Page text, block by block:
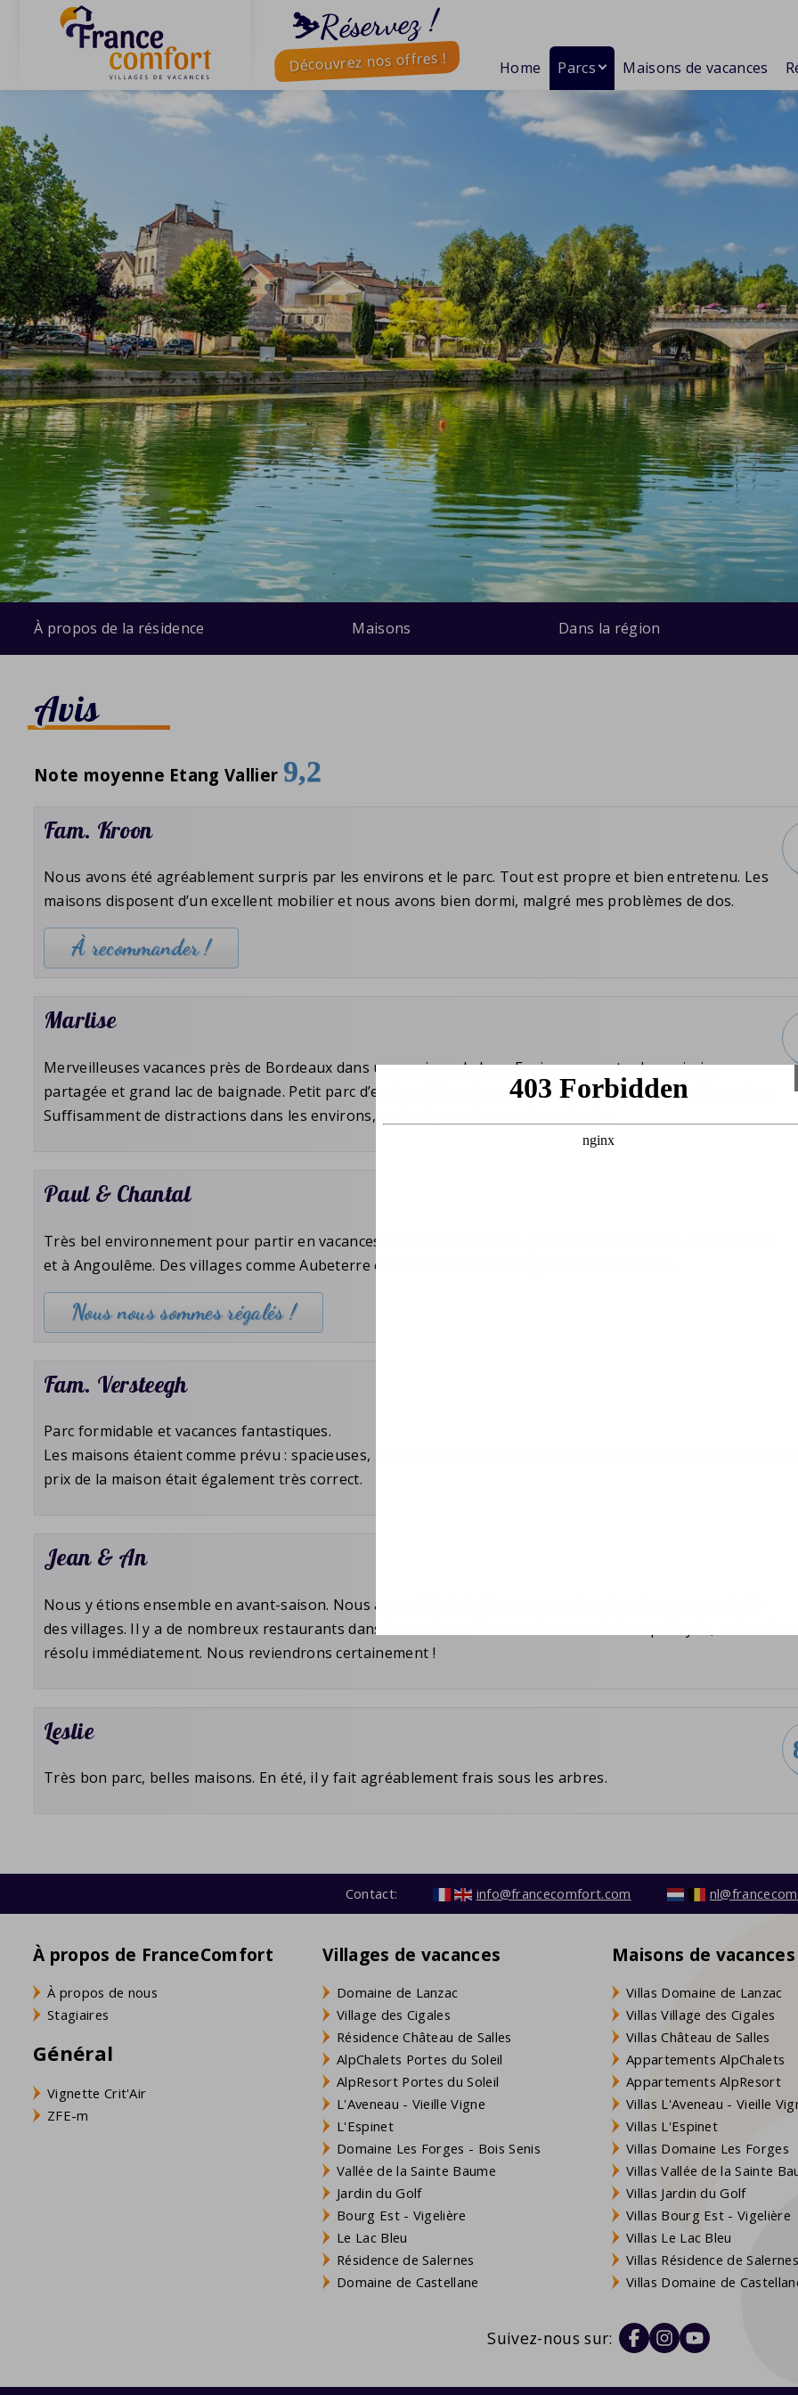
⛷️Réservez !
Découvrez nos offres ! Home Parcs Maisons de vacances
À propos de la résidence Maisons Dans la région
Avis
Note moyenne Etang Vallier 9,2
Fam. Kroon
Nous avons été agréablement surpris par les environs et le parc. Tout est propre et bien entretenu. Les
maisons disposent d’un excellent mobilier et nous avons bien dormi, malgré mes problèmes de dos.
À recommander !
Marlise
Merveilleuses vacances près de Bordeaux dans une maison de luxe. Environnement calme, piscine
partagée et grand lac de baignade. Petit parc d’environ 50 maisons, accueil chaleureux des gestionnaires.
Suffisamment de distractions dans les environs, surtout pour les amateurs de vin.
Paul & Chantal
Très bel environnement pour partir en vacances. Nous sommes allés plusieurs fois à la côte, à Bordeaux
et à Angoulême. Des villages comme Aubeterre et Saint-Émilion sont également charmants.
Nous nous sommes régalés !
Fam. Versteegh
Parc formidable et vacances fantastiques.
Les maisons étaient comme prévu : spacieuses, propres et avec un grand jardin. Nos enfants se sont régalés.
prix de la maison était également très correct.
Jean & An
Nous y étions ensemble en avant-saison. Nous avons fait de belles promenades dans la nature et visité
des villages. Il y a de nombreux restaurants dans les environs. Nous avions un robinet qui fuyait, mais cela a
résolu immédiatement. Nous reviendrons certainement !
Leslie
Très bon parc, belles maisons. En été, il y fait agréablement frais sous les arbres.
Contact: info@francecomfort.com
À propos de FranceComfort
À propos de nous
Stagiaires
Général
Vignette Crit'Air
ZFE-m
Villages de vacances
Domaine de Lanzac
Village des Cigales
Résidence Château de Salles
AlpChalets Portes du Soleil
AlpResort Portes du Soleil
L'Aveneau - Vieille Vigne
L'Espinet
Domaine Les Forges - Bois Senis
Vallée de la Sainte Baume
Jardin du Golf
Bourg Est - Vigelière
Le Lac Bleu
Résidence de Salernes
Domaine de Castellane
Maisons de vacances
Villas Domaine de Lanzac
Villas Village des Cigales
Villas Château de Salles
Appartements AlpChalets
Appartements AlpResort
Villas L'Aveneau - Vieille
Villas L'Espinet
Villas Domaine Les Forges
Villas Vallée de la Sainte
Villas Jardin du Golf
Villas Bourg Est - Vigelière
Villas Le Lac Bleu
Villas Résidence de Salernes
Villas Domaine de
Suivez-nous sur: